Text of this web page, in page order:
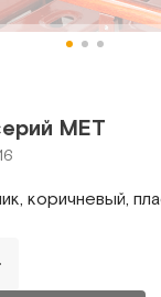
MET
коричневый,